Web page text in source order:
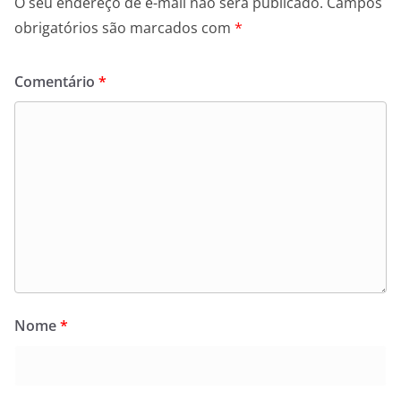
obrigatórios são marcados com *
Comentário *
Nome*